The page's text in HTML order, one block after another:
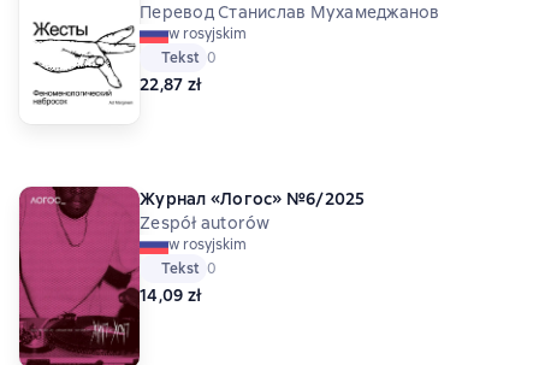
Перевод Станислав Мухамеджанов
w rosyjskim
Tekst Средний рейтинг 0 на основе 0 оценок
0
22,87 zł
Журнал «Логос» №6/2025
Zespół autorów
w rosyjskim
Tekst Средний рейтинг 0 на основе 0 оценок
0
14,09 zł